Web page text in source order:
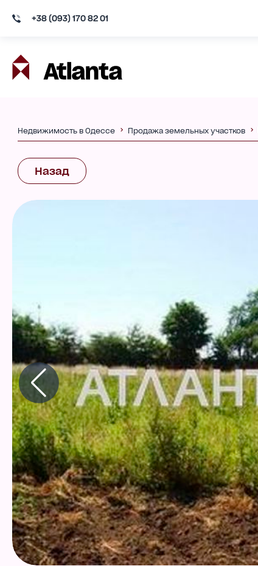
+38 (093) 170 82 01
Недвижимость в Одессе Продажа земельных участков
Назад